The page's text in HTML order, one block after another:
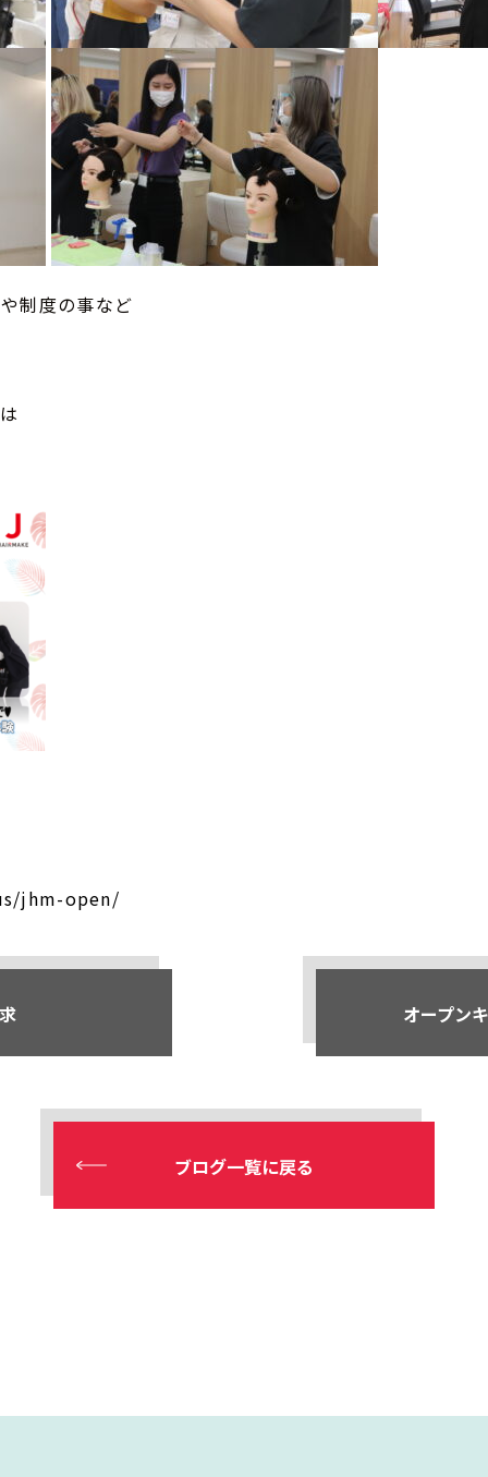
制度の事など
jhm-open/
オープン
ブログ一覧に戻る